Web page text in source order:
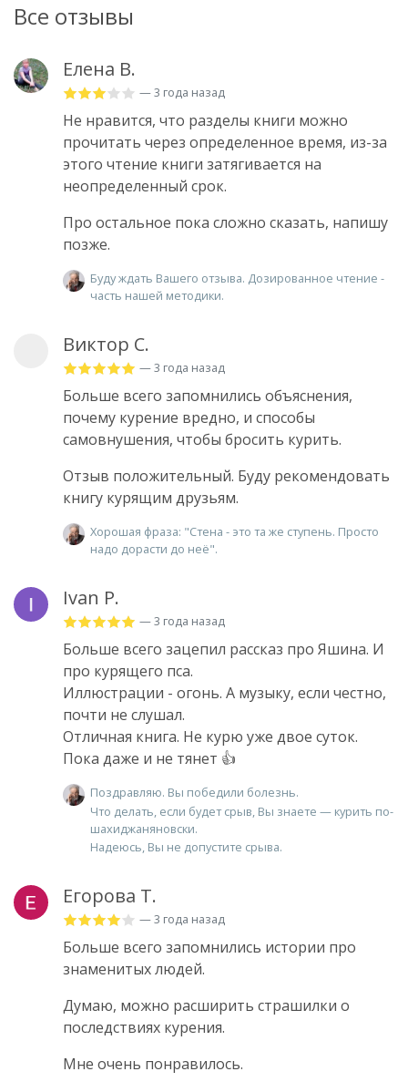
Все отзывы
Елена В.
— 3 года назад
Не нравится, что разделы книги можно
прочитать через определенное время, из-за
этого чтение книги затягивается на
неопределенный срок.
Про остальное пока сложно сказать, напишу
позже.
Буду ждать Вашего отзыва. Дозированное чтение -
часть нашей методики.
Виктор С.
— 3 года назад
Больше всего запомнились объяснения,
почему курение вредно, и способы
самовнушения, чтобы бросить курить.
Отзыв положительный. Буду рекомендовать
книгу курящим друзьям.
Хорошая фраза: "Стена - это та же ступень. Просто
надо дорасти до неё".
Ivan P.
— 3 года назад
Больше всего зацепил рассказ про Яшина. И
про курящего пса.
Иллюстрации - огонь. А музыку, если честно,
почти не слушал.
Отличная книга. Не курю уже двое суток.
Пока даже и не тянет 👍
Поздравляю. Вы победили болезнь.
Что делать, если будет срыв, Вы знаете — курить по-
шахиджаняновски.
Надеюсь, Вы не допустите срыва.
Егорова Т.
— 3 года назад
Больше всего запомнились истории про
знаменитых людей.
Думаю, можно расширить страшилки о
последствиях курения.
Мне очень понравилось.